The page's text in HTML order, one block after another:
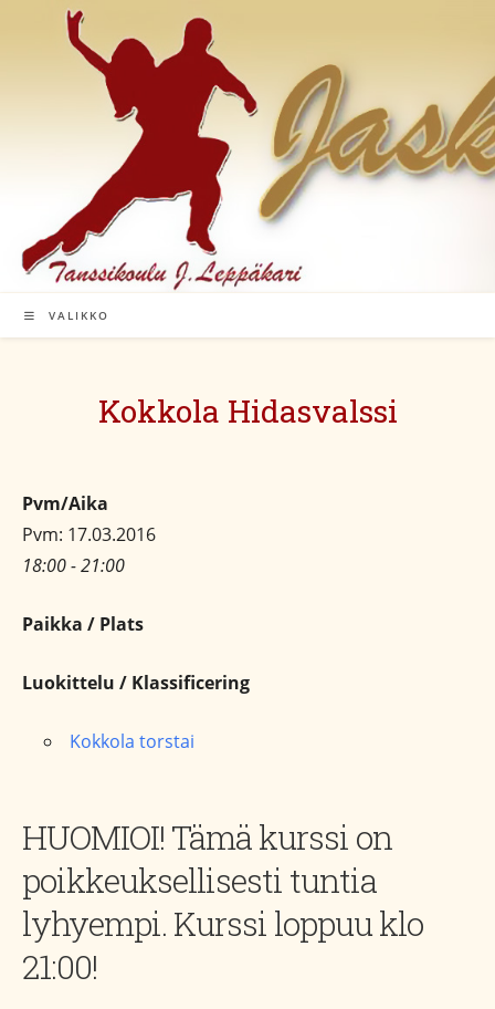
VALIKKO
Kokkola Hidasvalssi
Pvm/Aika
Pvm: 17.03.2016
18:00 - 21:00
Paikka / Plats
Luokittelu / Klassificering
Kokkola torstai
HUOMIOI! Tämä kurssi on
poikkeuksellisesti tuntia
lyhyempi. Kurssi loppuu klo
21:00!